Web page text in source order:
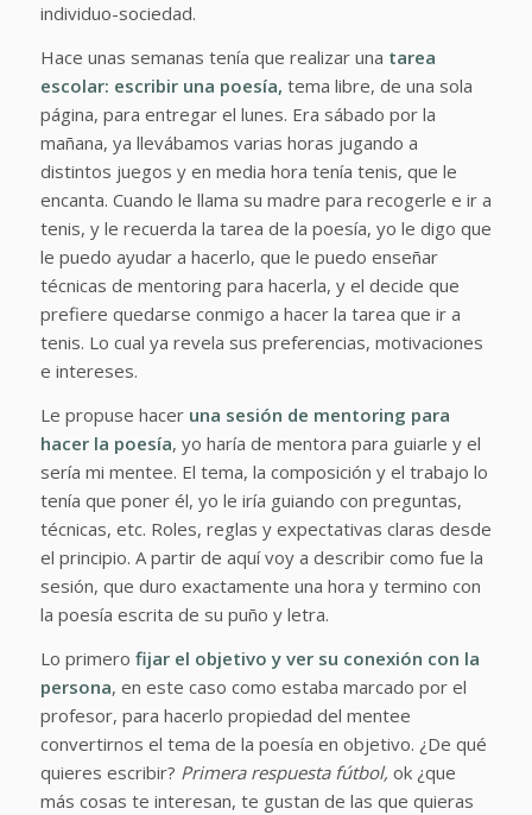
individuo-sociedad.
Hace unas semanas tenía que realizar una tarea
escolar: escribir una poesía, tema libre, de una sola
página, para entregar el lunes. Era sábado por la
mañana, ya llevábamos varias horas jugando a
distintos juegos y en media hora tenía tenis, que le
encanta. Cuando le llama su madre para recogerle e ir a
tenis, y le recuerda la tarea de la poesía, yo le digo que
le puedo ayudar a hacerlo, que le puedo enseñar
técnicas de mentoring para hacerla, y el decide que
prefiere quedarse conmigo a hacer la tarea que ir a
tenis. Lo cual ya revela sus preferencias, motivaciones
e intereses.
Le propuse hacer una sesión de mentoring para
hacer la poesía, yo haría de mentora para guiarle y el
sería mi mentee. El tema, la composición y el trabajo lo
tenía que poner él, yo le iría guiando con preguntas,
técnicas, etc. Roles, reglas y expectativas claras desde
el principio. A partir de aquí voy a describir como fue la
sesión, que duro exactamente una hora y termino con
la poesía escrita de su puño y letra.
Lo primero fijar el objetivo y ver su conexión con la
persona, en este caso como estaba marcado por el
profesor, para hacerlo propiedad del mentee
convertirnos el tema de la poesía en objetivo. ¿De qué
quieres escribir? Primera respuesta fútbol, ok ¿que
más cosas te interesan, te gustan de las que quieras